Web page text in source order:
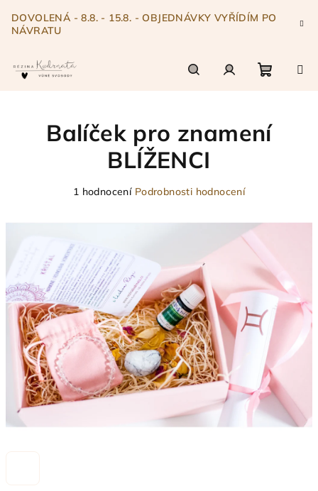
obsah
DOVOLENÁ - 8.8. - 15.8. - OBJEDNÁVKY VYŘÍDÍM PO
NÁVRATU
košík
Balíček pro znamení
BLÍŽENCI
Průměrné
5,0
5
hvězdiček.
1 hodnocení Podrobnosti hodnocení